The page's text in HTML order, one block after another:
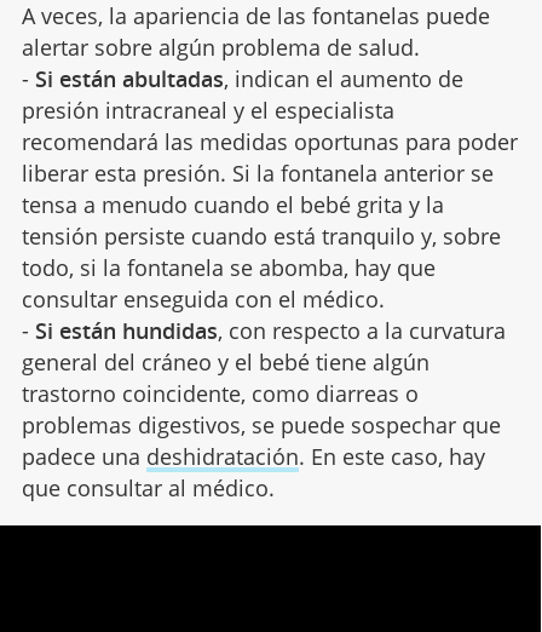
A veces, la apariencia de las fontanelas puede
alertar sobre algún problema de salud.
- Si están abultadas, indican el aumento de
presión intracraneal y el especialista
recomendará las medidas oportunas para poder
liberar esta presión. Si la fontanela anterior se
tensa a menudo cuando el bebé grita y la
tensión persiste cuando está tranquilo y, sobre
todo, si la fontanela se abomba, hay que
consultar enseguida con el médico.
- Si están hundidas, con respecto a la curvatura
general del cráneo y el bebé tiene algún
trastorno coincidente, como diarreas o
problemas digestivos, se puede sospechar que
padece una deshidratación. En este caso, hay
que consultar al médico.